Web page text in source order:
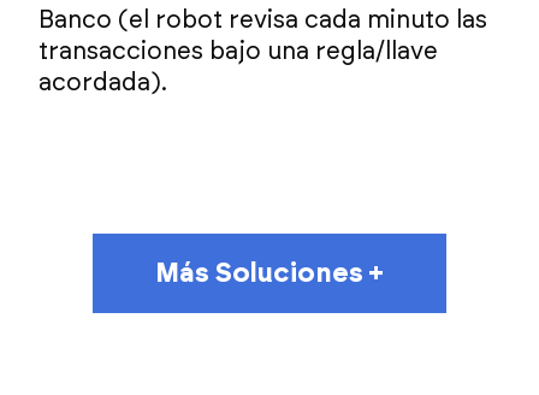
Banco (el robot revisa cada minuto las
transacciones bajo una regla/llave
acordada).
Más Soluciones +